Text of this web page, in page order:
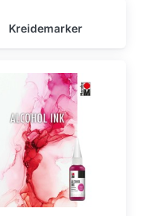
Kreidemarker